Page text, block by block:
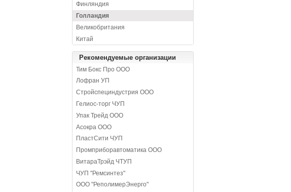
Финляндия
Голландия
Великобритания
Китай
Рекомендуемые организации
Тим Бокс Про ООО
Лофран УП
Стройспециндустрия ООО
Гелиос-торг ЧУП
Упак Трейд ООО
Асокра ООО
ПластСити ЧУП
Промприборавтоматика ООО
ВитараТрэйд ЧТУП
ЧУП "Ремсинтез"
ООО "РеполимерЭнерго"